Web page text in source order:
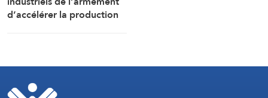
Le Pentagone presse les
industriels de l’armement